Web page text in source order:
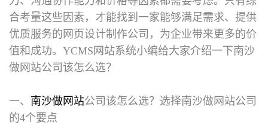
合考量这些因素，才能找到一家能够满足需求、提供
优质服务的网页设计制作公司，为企业带来更多的价
值和成功。YCMS网站系统小编给大家介绍一下南沙
做网站公司该怎么选？
一、 南沙做网站公司该怎么选？选择南沙做网站公司
的4个要点